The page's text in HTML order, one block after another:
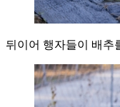
뒤이어 행자들이 배추